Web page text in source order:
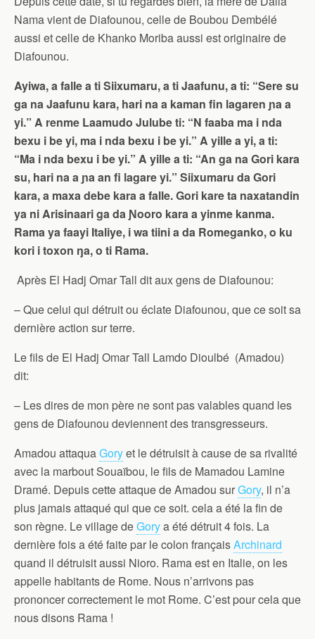
Nama vient de Diafounou, celle de Boubou Dembélé
aussi et celle de Khanko Moriba aussi est originaire de
Diafounou.
Ayiwa, a falle a ti Siixumaru, a ti Jaafunu, a ti: “Sere su
ga na Jaafunu kara, hari na a kaman fin lagaren ɲa a
yi.” A renme Laamudo Julube ti: “N faaba ma i nda
bexu i be yi, ma i nda bexu i be yi.” A yille a yi, a ti:
“Ma i nda bexu i be yi.” A yille a ti: “An ga na Gori kara
su, hari na a ɲa an fi lagare yi.” Siixumaru da Gori
kara, a maxa debe kara a falle. Gori kare ta naxatandin
ya ni Arisinaari ga da Ɲooro kara a yinme kanma.
Rama ya faayi Italiye, i wa tiini a da Romeganko, o ku
kori i toxon ŋa, o ti Rama.
Après El Hadj Omar Tall dit aux gens de Diafounou:
– Que celui qui détruit ou éclate Diafounou, que ce soit sa
dernière action sur terre.
Le fils de El Hadj Omar Tall Lamdo Dioulbé (Amadou)
dit:
– Les dires de mon père ne sont pas valables quand les
gens de Diafounou deviennent des transgresseurs.
Amadou attaquaGoryet le détruisit à cause de sa rivalité
avec la marbout Souaïbou, le fils de Mamadou Lamine
Dramé. Depuis cette attaque de Amadou surGory, il n’a
plus jamais attaqué qui que ce soit. cela a été la fin de
son règne. Le village deGorya été détruit 4 fois. La
dernière fois a été faite par le colon françaisArchinard
quand il détruisit aussi Nioro. Rama est en Italie, on les
appelle habitants de Rome. Nous n’arrivons pas
prononcer correctement le mot Rome. C’est pour cela que
nous disons Rama !